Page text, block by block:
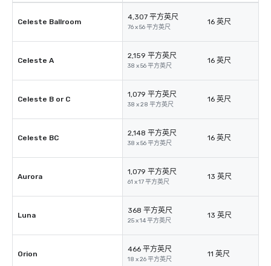
Celeste Ballroom
4,307 平方英尺
76 x 56 平方英尺
16 英尺
Celeste A
2,159 平方英尺
38 x 56 平方英尺
16 英尺
Celeste B or C
1,079 平方英尺
38 x 28 平方英尺
16 英尺
Celeste BC
2,148 平方英尺
38 x 56 平方英尺
16 英尺
Aurora
1,079 平方英尺
61 x 17 平方英尺
13 英尺
Luna
368 平方英尺
25 x 14 平方英尺
13 英尺
Orion
466 平方英尺
18 x 26 平方英尺
11 英尺